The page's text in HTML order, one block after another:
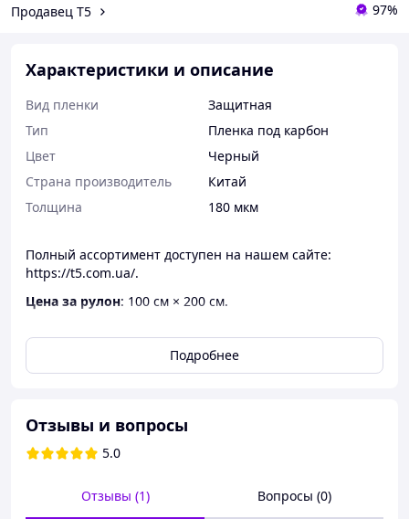
Продавец Т5 97%
Характеристики и описание
Вид пленки
Защитная
Тип
Пленка под карбон
Цвет
Черный
Страна производитель
Китай
Толщина
180 мкм
Полный ассортимент доступен на нашем сайте:
https://t5.com.ua/.
Цена за рулон: 100 см × 200 см.
: 180 мкм
Цвет: черный с 3D текстурой карбона
Технология монтажа
Устойчивость : к царапинам, влаге,
ультрафиолету и перепадам температур
Подробнее
Отзывы и вопросы
5.0
Отзывы (1) Вопросы (0)